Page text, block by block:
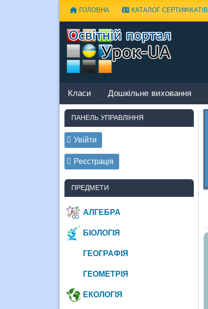
ГОЛОВНА КАТАЛОГ СЕРТИФІКАТІВ
Класи Дошкільне виховання
ПАНЕЛЬ УПРАВЛІННЯ
Увійти
Реєстрація
ПРЕДМЕТИ
АЛГЕБРА
БІОЛОГІЯ
ГЕОГРАФІЯ
ГЕОМЕТРІЯ
ЕКОЛОГІЯ